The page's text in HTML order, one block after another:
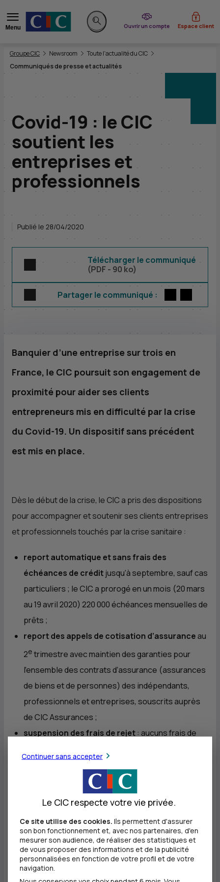
Menu
Rechercher sur le site
Ouvrir un compte
du CIC Espace client
Vous êtes ici:
Groupe CIC Newsroom
Toute l'actualité du CIC
Communiqués de presse et actualités
Covid-19 : le CIC
soutient les
entreprises et
professionnels
Publié le 28/04/2020
Télécharger le communiqué
(PDF - 90 ko)
Partager le communiqué :
Banquier d’une entreprise sur trois en
France, le CIC poursuit son engagement de
proximité pour aider ses clients
entrepreneurs mis en difficulté par la crise
du Covid-19. Un dispositif sans précédent
est mis en place.
Dès le début de la crise, le CIC a pris des dispositions
pour accompagner et soutenir ses clients entreprises
et professionnels touchés par la crise sanitaire :
report automatique et sans frais des
échéances de créditjusqu’à septembre, sauf cas
particuliers ; leCICa prorogé en un mois (20 mars
au 19 avril 2020) 220 000 échéances mensuelles de
prêts ;
report des appels de cotisation d’assuranceau
2e trimestre avec maintien des garanties pour
l’ensemble des contrats d’assurance (assurances
de biens et de personnes) des indépendants,
professionnels et entreprises, souscrits auprès
deCICAssurances ;
suspension des frais de rejet: aucuns frais de
les chargés d’affaires duCICsont mobilisés
apporter à leurs clients une réponse
personnalisée dans un délai de cinq jours.
Dès le lancement du dispositif, le
Continuer sans accepter
Le CIC respecte votre vie privée.
Ce site utilise des cookies. Ils permettent d'assurer
son bon fonctionnement et, avec nos partenaires, d'en
mesurer son audience, de réaliser des statistiques et
de vous proposer des informations et de la publicité
personnalisées en fonction de votre profil et de votre
navigation.